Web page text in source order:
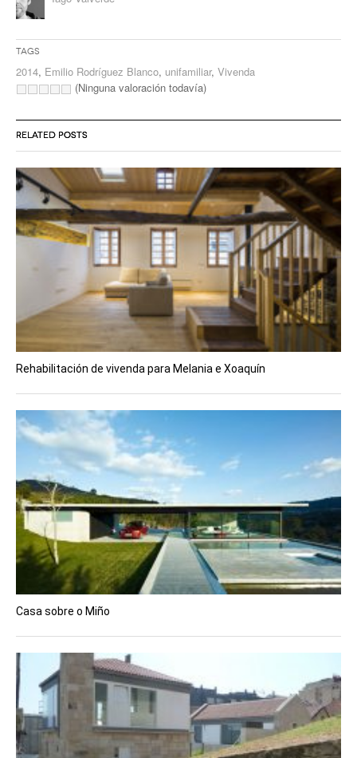
Tags
2014, Emilio Rodríguez Blanco, unifamiliar, Vivenda
(Ninguna valoración todavía)
RELATED POSTS
Rehabilitación de vivenda para Melania e Xoaquín
Casa sobre o Miño